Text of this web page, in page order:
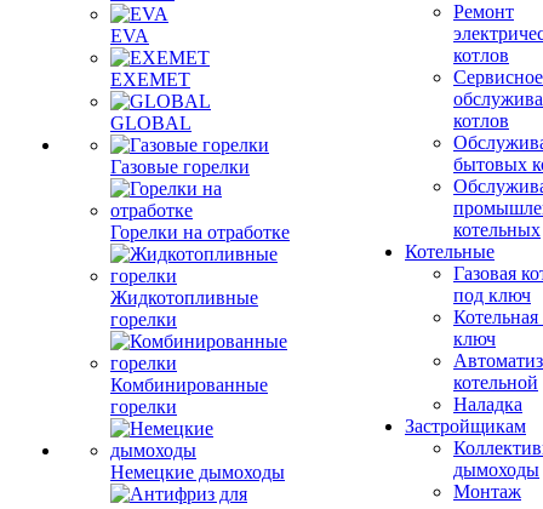
EVA
EXEMET
GLOBAL
Газовые горелки
Горелки на отработке
Жидкотопливные
горелки
Комбинированные
горелки
Немецкие дымоходы
Ремонт
котлов
Сервисное
котлов
бытовых
котельных
Котельные
Газовая
под ключ
ключ
котельной
Наладка
Застройщикам
дымоходы
Монтаж